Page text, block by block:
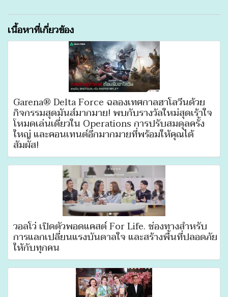
เนื้อหาที่เกี่ยวข้อง
Garena® Delta Force ฉลองเทศกาลฮาโลวีนด้วย
กิจกรรมสุดมันส์มากมาย! พบกับรางวัลใหม่สุดเร้าใจ
โหมดเล่นเดี่ยวใน Operations การปรับสมดุลครั้ง
ใหญ่ และคอนเทนต์อีกมากมายที่พร้อมให้คุณได้
สัมผัส!
วอลโว่ เปิดตัวพอดแคสต์ For Life. ช่องทางสำหรับ
การแลกเปลี่ยนแรงบันดาลใจ และสร้างพื้นที่ปลอดภัย
ให้กับทุกคน